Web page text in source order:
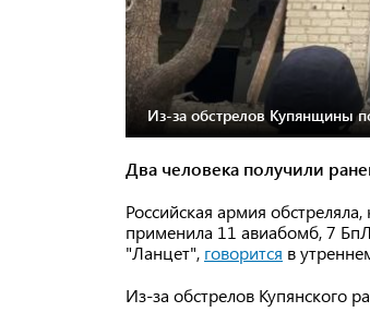
Из-за обстрелов Купянщины
Два человека получили
Российская армия
применила 11 авиабомб, 7
"Ланцет", говорится в
Из-за обстрелов Купянского